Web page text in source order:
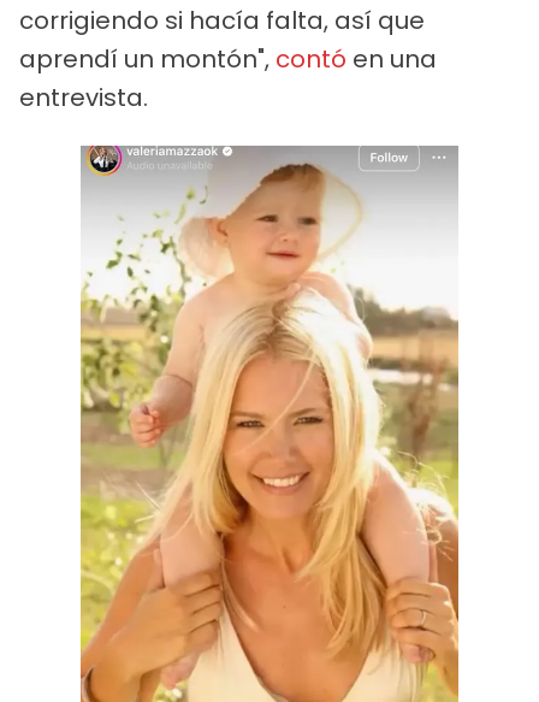
corrigiendo si hacía falta, así que
aprendí un montón", contó en una
entrevista.